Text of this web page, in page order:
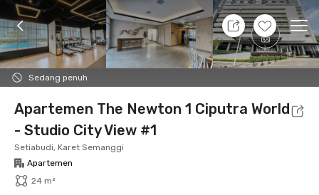
+15
Sedang penuh
8 Agt 26 - Belum tahu
Foto Fasilitas bersama Lokasi Aturan
Apartemen The Newton 1 Ciputra World
- Studio City View #1
Setiabudi, Karet Semanggi
Apartemen
24 m²